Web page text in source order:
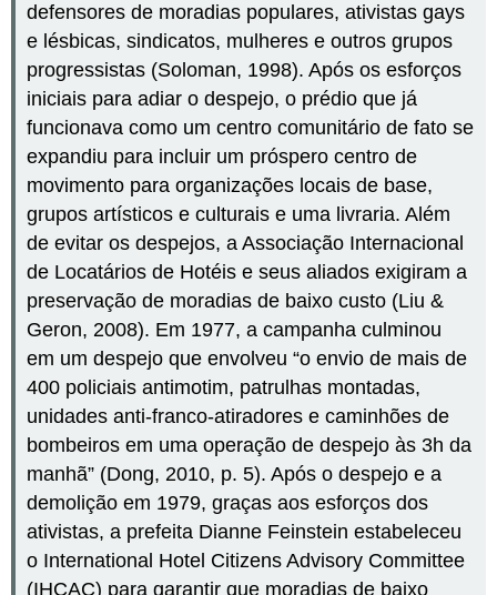
defensores de moradias populares, ativistas gays
e lésbicas, sindicatos, mulheres e outros grupos
progressistas (Soloman, 1998). Após os esforços
iniciais para adiar o despejo, o prédio que já
funcionava como um centro comunitário de fato se
expandiu para incluir um próspero centro de
movimento para organizações locais de base,
grupos artísticos e culturais e uma livraria. Além
de evitar os despejos, a Associação Internacional
de Locatários de Hotéis e seus aliados exigiram a
preservação de moradias de baixo custo (Liu &
Geron, 2008). Em 1977, a campanha culminou
em um despejo que envolveu “o envio de mais de
400 policiais antimotim, patrulhas montadas,
unidades anti-franco-atiradores e caminhões de
bombeiros em uma operação de despejo às 3h da
manhã” (Dong, 2010, p. 5). Após o despejo e a
demolição em 1979, graças aos esforços dos
ativistas, a prefeita Dianne Feinstein estabeleceu
o International Hotel Citizens Advisory Committee
(IHCAC) para garantir que moradias de baixo